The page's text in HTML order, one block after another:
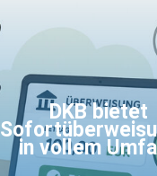
DKB bietet
in vollem